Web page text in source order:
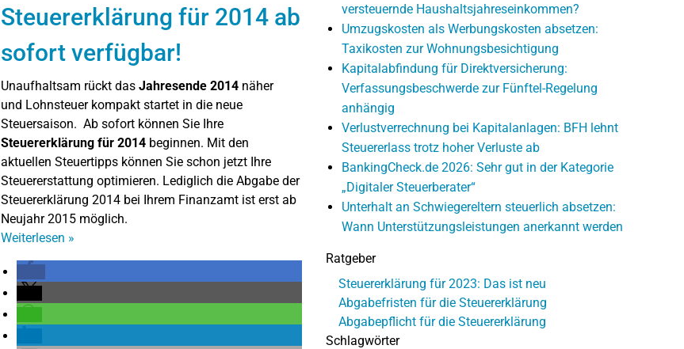
Steuererklärung für 2014 ab
sofort verfügbar!
Unaufhaltsam rückt das Jahresende 2014 näher
und Lohnsteuer kompakt startet in die neue
Steuersaison. Ab sofort können Sie Ihre
Steuererklärung für 2014 beginnen. Mit den
aktuellen Steuertipps können Sie schon jetzt Ihre
Steuererstattung optimieren. Lediglich die Abgabe der
Steuererklärung 2014 bei Ihrem Finanzamt ist erst ab
Neujahr 2015 möglich.
Weiterlesen »
versteuernde Haushaltsjahreseinkommen?
Umzugskosten als Werbungskosten absetzen:
Taxikosten zur Wohnungsbesichtigung
Kapitalabfindung für Direktversicherung:
Verfassungsbeschwerde zur Fünftel-Regelung
anhängig
Verlustverrechnung bei Kapitalanlagen: BFH lehnt
Steuererlass trotz hoher Verluste ab
BankingCheck.de 2026: Sehr gut in der Kategorie
„Digitaler Steuerberater“
Unterhalt an Schwiegereltern steuerlich absetzen:
Wann Unterstützungsleistungen anerkannt werden
Ratgeber
Steuererklärung für 2023: Das ist neu
Abgabefristen für die Steuererklärung
Abgabepflicht für die Steuererklärung
Schlagwörter